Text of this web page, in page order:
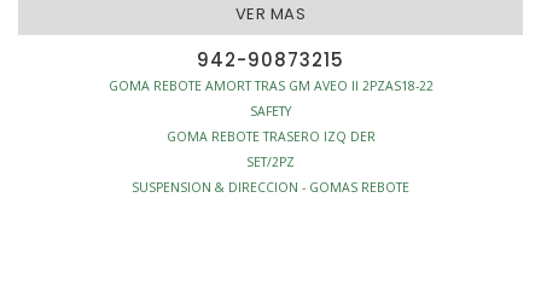
VER MAS
942-90873215
GOMA REBOTE AMORT TRAS GM AVEO II 2PZAS18-22
SAFETY
GOMA REBOTE TRASERO IZQ DER
SET/2PZ
SUSPENSION & DIRECCION - GOMAS REBOTE